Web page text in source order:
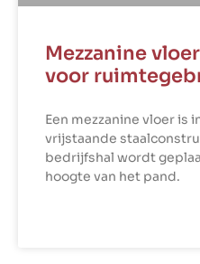
Mezzanine
voor
Een mezzanine vloer is
vrijstaande
bedrijfshal wordt
hoogte van het pand.